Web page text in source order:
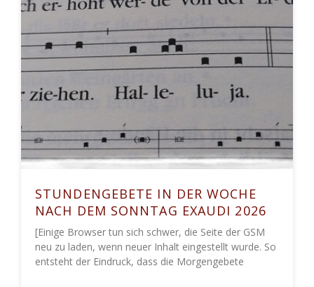
STUNDENGEBETE IN DER WOCHE
NACH DEM SONNTAG EXAUDI 2026
[Einige Browser tun sich schwer, die Seite der GSM
neu zu laden, wenn neuer Inhalt eingestellt wurde. So
entsteht der Eindruck, dass die Morgengebete